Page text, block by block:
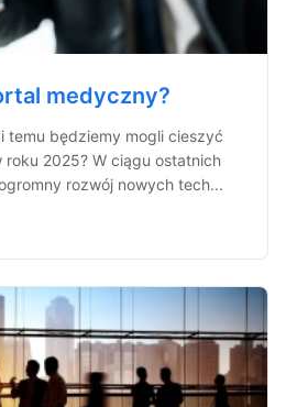
medyczny?
temu będziemy mogli cieszyć
2025? W ciągu ostatnich
rozwój nowych tech...